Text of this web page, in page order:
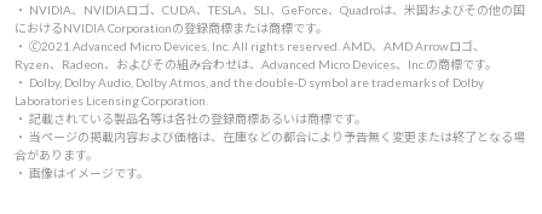
・ NVIDIA、NVIDIAロゴ、CUDA、TESLA、SLI、GeForce、Quadroは、米国およびその他の国
におけるNVIDIA Corporationの登録商標または商標です。
・ 🄫2021 Advanced Micro Devices, Inc. All rights reserved. AMD、AMD Arrowロゴ、
Ryzen、Radeon、およびその組み合わせは、Advanced Micro Devices、Inc.の商標です。
・ Dolby, Dolby Audio, Dolby Atmos, and the double-D symbol are trademarks of Dolby
Laboratories Licensing Corporation.
・ 記載されている製品名等は各社の登録商標あるいは商標です。
・ 当ページの掲載内容および価格は、在庫などの都合により予告無く変更または終了となる場
合があります。
・ 画像はイメージです。